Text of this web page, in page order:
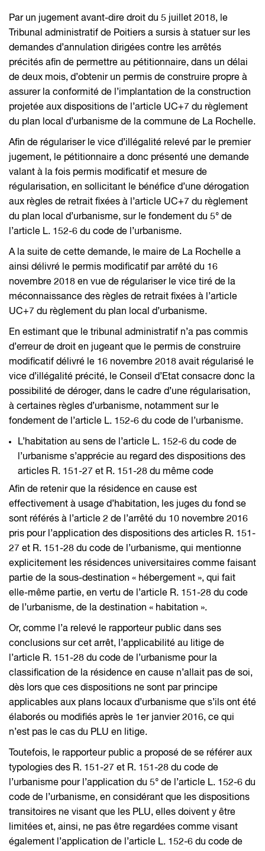
Par un jugement avant-dire droit du 5 juillet 2018, le
Tribunal administratif de Poitiers a sursis à statuer sur les
demandes d’annulation dirigées contre les arrêtés
précités afin de permettre au pétitionnaire, dans un délai
de deux mois, d’obtenir un permis de construire propre à
assurer la conformité de l’implantation de la construction
projetée aux dispositions de l’article UC+7 du règlement
du plan local d’urbanisme de la commune de La Rochelle.
Afin de régulariser le vice d’illégalité relevé par le premier
jugement, le pétitionnaire a donc présenté une demande
valant à la fois permis modificatif et mesure de
régularisation, en sollicitant le bénéfice d’une dérogation
aux règles de retrait fixées à l’article UC+7 du règlement
du plan local d’urbanisme, sur le fondement du 5° de
l’article L. 152-6 du code de l’urbanisme.
A la suite de cette demande, le maire de La Rochelle a
ainsi délivré le permis modificatif par arrêté du 16
novembre 2018 en vue de régulariser le vice tiré de la
méconnaissance des règles de retrait fixées à l’article
UC+7 du règlement du plan local d’urbanisme.
En estimant que le tribunal administratif n’a pas commis
d’erreur de droit en jugeant que le permis de construire
modificatif délivré le 16 novembre 2018 avait régularisé le
vice d’illégalité précité, le Conseil d’Etat consacre donc la
possibilité de déroger, dans le cadre d’une régularisation,
à certaines règles d’urbanisme, notamment sur le
fondement de l’article L. 152-6 du code de l’urbanisme.
L’habitation au sens de l’article L. 152-6 du code de
l’urbanisme s’apprécie au regard des dispositions des
articles R. 151-27 et R. 151-28 du même code
Afin de retenir que la résidence en cause est
effectivement à usage d’habitation, les juges du fond se
sont référés à l’article 2 de l’arrêté du 10 novembre 2016
pris pour l’application des dispositions des articles R. 151-
27 et R. 151-28 du code de l’urbanisme, qui mentionne
explicitement les résidences universitaires comme faisant
partie de la sous-destination « hébergement », qui fait
elle-même partie, en vertu de l’article R. 151-28 du code
de l’urbanisme, de la destination « habitation ».
Or, comme l’a relevé le rapporteur public dans ses
conclusions sur cet arrêt, l’applicabilité au litige de
l’article R. 151-28 du code de l’urbanisme pour la
classification de la résidence en cause n’allait pas de soi,
dès lors que ces dispositions ne sont par principe
applicables aux plans locaux d’urbanisme que s’ils ont été
élaborés ou modifiés après le 1er janvier 2016, ce qui
n’est pas le cas du PLU en litige.
Toutefois, le rapporteur public a proposé de se référer aux
typologies des R. 151-27 et R. 151-28 du code de
l’urbanisme pour l’application du 5° de l’article L. 152-6 du
code de l’urbanisme, en considérant que les dispositions
transitoires ne visant que les PLU, elles doivent y être
limitées et, ainsi, ne pas être regardées comme visant
également l’application de l’article L. 152-6 du code de